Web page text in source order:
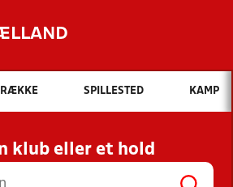
Hvad vil du søge efter?
INDHOLD OG NYHEDER
RESULTATER, KLUBBER OG
HOLD
RÆKKE SPILLESTED KAMP
klub eller et hold